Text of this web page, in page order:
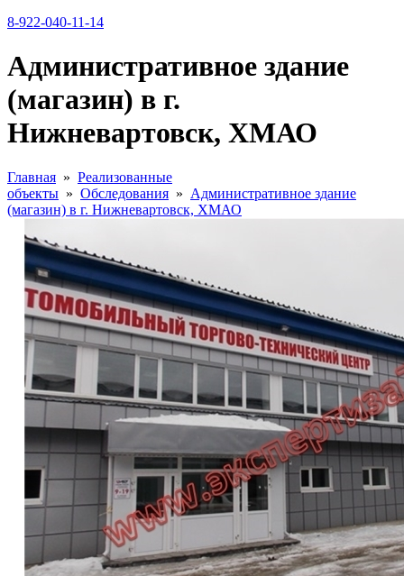
8-922-040-11-14
Административное здание
(магазин) в г.
Нижневартовск, ХМАО
Главная » Реализованные
объекты » Обследования » Административное здание
(магазин) в г. Нижневартовск, ХМАО